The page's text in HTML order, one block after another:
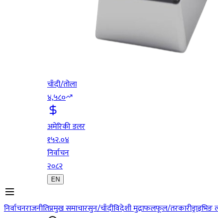
चाँदी/तोला
४,५८०
अमेरिकी डलर
१५२.०४
निर्वाचन
२०८२
EN
निर्वाचनराजनीतिप्रमुख समाचारसुन/चाँदीविदेशी मुद्राफलफूल/तरकारी